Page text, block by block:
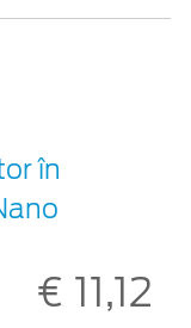
în
€ 11,12